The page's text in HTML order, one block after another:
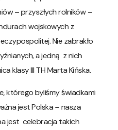
– przyszłych rolników –
wojskowych z
Nie zabrakło
a jedną z nich
klasy III TH Marta Kińska.
którego byliśmy świadkami
jest Polska – nasza
jest celebracja takich